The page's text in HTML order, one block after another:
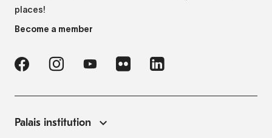
places!
Become a member
Palais institution